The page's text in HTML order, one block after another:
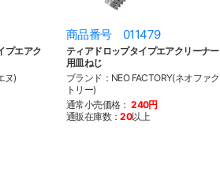
プエアク
ヌ)
商品番号 011479
ティアドロップタイプエアクリーナー
用皿ねじ
ブランド：NEO FACTORY(ネオファク
トリー)
通常小売価格： 240円
通販在庫数：20以上